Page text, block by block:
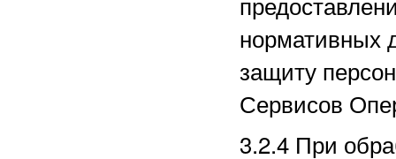
нормативных
защиту
Сервисов
3.2.4 При